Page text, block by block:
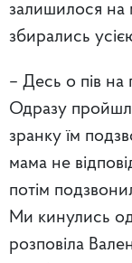
залишилося на
збирались
– Десь о пів на
Одразу
зранку їм
мама не
потім
Ми кинулись
розповіла